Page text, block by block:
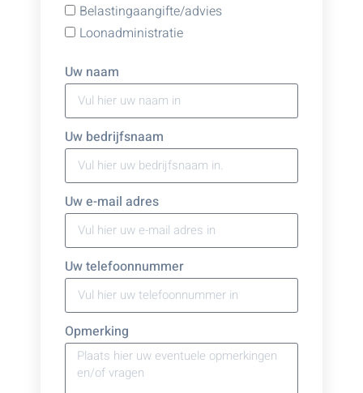
Belastingaangifte/advies
Loonadministratie
Uw naam
Uw bedrijfsnaam
Uw e-mail adres
Uw telefoonnummer
Opmerking